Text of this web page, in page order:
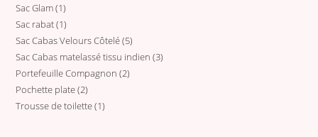
produit
Sac Glam 11
produit
Sac rabat 11
produit
Sac Cabas Velours Côtelé 55
produits
Sac Cabas matelassé tissu indien 33
Portefeuille Compagnon 22
Pochette plate 22
produits
Trousse de toilette 11